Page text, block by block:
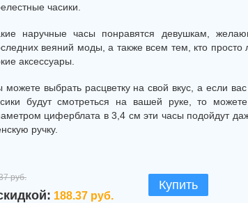
часики.
наручные часы понравятся девушкам,
веяний моды, а также всем тем, кто
аксессуары.
можете выбрать расцветку на свой вкус, а если вас
будут смотреться на вашей руке, то
циферблата в 3,4 см эти часы подойдут
ручку.
руб.
188.37 руб.
Купить